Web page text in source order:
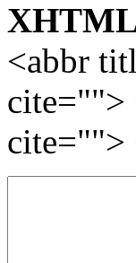
<abbr
cite="">
cite="">